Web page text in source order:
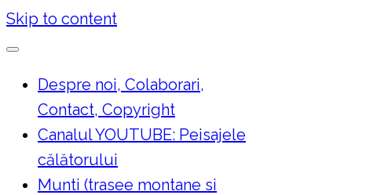
Skip to content
Despre noi, Colaborari,
Contact, Copyright
Canalul YOUTUBE: Peisajele
călătorului
Munti (trasee montane si